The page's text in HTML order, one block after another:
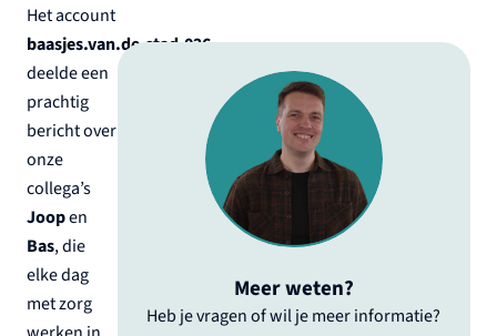
Het account
baasjes.van.de.stad.026
deelde een
prachtig
bericht over
onze
collega’s
Joopen
Bas, die
elke dag
met zorg
Meer weten?
Heb je vragen of wil je meer informatie?